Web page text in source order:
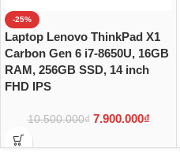
-25%
Laptop Lenovo ThinkPad X1
Carbon Gen 6 i7-8650U, 16GB
RAM, 256GB SSD, 14 inch
FHD IPS
10.500.000₫ 7.900.000₫